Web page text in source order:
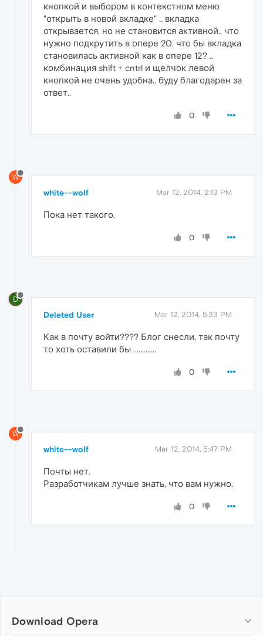
кнопкой и выбором в контекстном меню
"открыть в новой вкладке" .. вкладка
открывается, но не становится активной.. что
нужно подкрутить в опере 20, что бы вкладка
становилась активной как в опере 12? ..
комбинация shift + cntrl и щелчок левой
кнопкой не очень удобна.. буду благодарен за
ответ..
0
W
white--wolf Mar 12, 2014, 2:13 PM
Пока нет такого.
0
D
Deleted User Mar 12, 2014, 5:33 PM
Как в почту войти???? Блог снесли, так почту
то хоть оставили бы .............
0
W
white--wolf Mar 12, 2014, 5:47 PM
Почты нет.
Разработчикам лучше знать, что вам нужно.
0
Download Opera